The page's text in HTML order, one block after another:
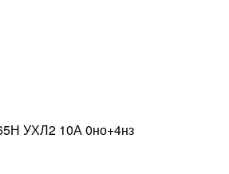
УХЛ2 10А 0но+4нз